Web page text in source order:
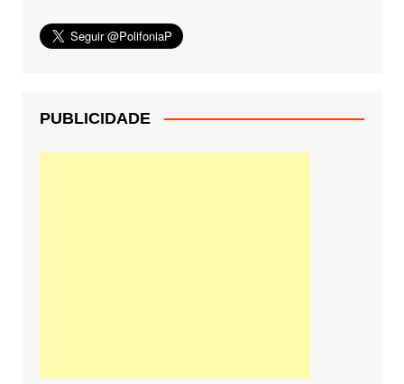
PUBLICIDADE